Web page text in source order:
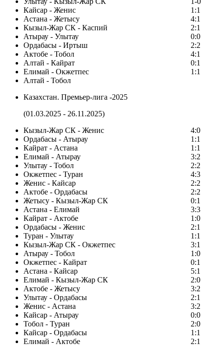
Кайсар - Женис
1:1
Астана - Жетысу
4:1
Кызыл-Жар СК - Каспий
2:1
Атырау - Улытау
0:0
Ордабасы - Иртыш
2:2
Актобе - Тобол
4:1
Алтай - Кайрат
0:1
Елимай - Окжетпес
1:1
Алтай - Тобол
Казахстан. Премьер-лига -2025
(01.03.2025 - 26.11.2025)
Кызыл-Жар СК - Женис
4:0
Ордабасы - Атырау
1:1
Кайрат - Астана
1:1
Елимай - Атырау
3:2
Улытау - Тобол
2:2
Окжетпес - Туран
4:3
Женис - Кайсар
2:2
Актобе - Ордабасы
2:2
Жетысу - Кызыл-Жар СК
0:1
Астана - Елимай
3:3
Кайрат - Актобе
1:0
Ордабасы - Женис
2:1
Туран - Улытау
1:1
Кызыл-Жар СК - Окжетпес
3:1
Атырау - Тобол
1:0
Окжетпес - Кайрат
0:1
Астана - Кайсар
5:1
Елимай - Кызыл-Жар СК
2:0
Актобе - Жетысу
3:2
Улытау - Ордабасы
2:1
Женис - Астана
3:2
Кайсар - Атырау
0:0
Тобол - Туран
2:0
Кайсар - Ордабасы
1:1
Елимай - Актобе
2:1